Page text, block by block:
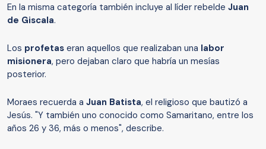
En la misma categoría también incluye al líder rebelde Juan
de Giscala.
Los profetas eran aquellos que realizaban una labor
misionera, pero dejaban claro que habría un mesías
posterior.
Moraes recuerda a Juan Batista, el religioso que bautizó a
Jesús. "Y también uno conocido como Samaritano, entre los
años 26 y 36, más o menos", describe.